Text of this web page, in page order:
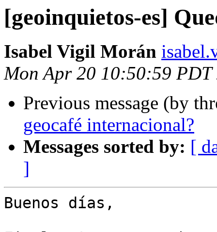
[geoinquietos-es]
Isabel Vigil Morán
Mon Apr 20 10:50:59 PDT
Previous message (by
geocafé internacional?
Messages sorted by: [
]
Buenos días,